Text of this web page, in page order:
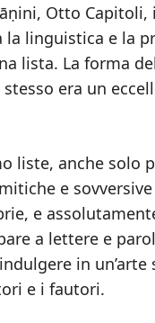
Otto Capitoli,
linguistica e la
lista. La forma
era un
liste, anche solo
e
e
a lettere e
in
e i fautori.